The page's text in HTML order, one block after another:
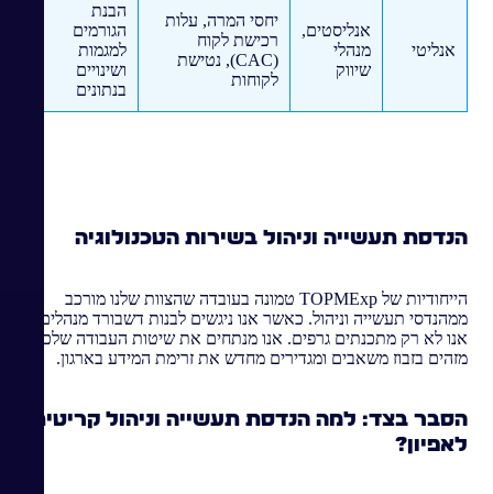
אנליטי
אנליסטים,
מנהלי
שיווק
יחסי המרה, עלות
רכישת לקוח
(CAC), נטישת
לקוחות
הבנת
הגורמים
למגמות
ושינויים
בנתונים
הנדסת תעשייה וניהול בשירות הטכנולוגיה
הייחודיות של TOPMExp טמונה בעובדה שהצוות שלנו מורכב
ממהנדסי תעשייה וניהול. כאשר אנו ניגשים לבנות דשבורד מנהלים,
אנו לא רק מתכנתים גרפים. אנו מנתחים את שיטות העבודה שלכם,
מזהים בזבוז משאבים ומגדירים מחדש את זרימת המידע בארגון.
הסבר בצד: למה הנדסת תעשייה וניהול קריטית
לאפיון?